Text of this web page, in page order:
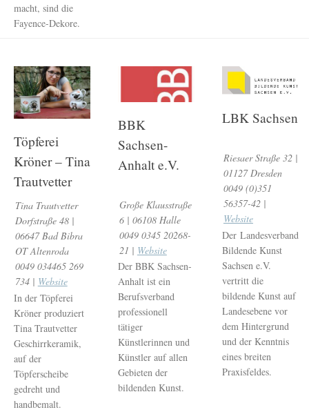
macht, sind die
Fayence-Dekore.
Töpferei
Kröner – Tina
Trautvetter
Tina Trautvetter
Dorfstraße 48 |
06647 Bad Bibra
OT Altenroda
0049 034465 269
734 | Website
In der Töpferei
Kröner produziert
Tina Trautvetter
Geschirrkeramik,
auf der
Töpferscheibe
gedreht und
handbemalt.
BBK
Sachsen-
Anhalt e.V.
Große Klausstraße
6 | 06108 Halle
0049 0345 20268-
21 | Website
Der BBK Sachsen-
Anhalt ist ein
Berufsverband
professionell
tätiger
Künstlerinnen und
Künstler auf allen
Gebieten der
bildenden Kunst.
LBK Sachsen
Riesaer Straße 32 |
01127 Dresden
0049 (0)351
56357-42 |
Website
Der Landesverband
Bildende Kunst
Sachsen e.V.
vertritt die
bildende Kunst auf
Landesebene vor
dem Hintergrund
und der Kenntnis
eines breiten
Praxisfeldes.